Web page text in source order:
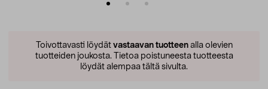
Toivottavasti löydät vastaavan tuotteenalla olevien
tuotteiden joukosta. Tietoa poistuneesta tuotteesta
löydät alempaa tältä sivulta.